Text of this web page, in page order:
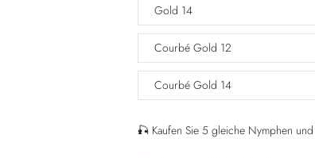
Gold 14
Courbé Gold 12
Courbé Gold 14
🎣 Kaufen Sie 5 gleiche Nymphen und